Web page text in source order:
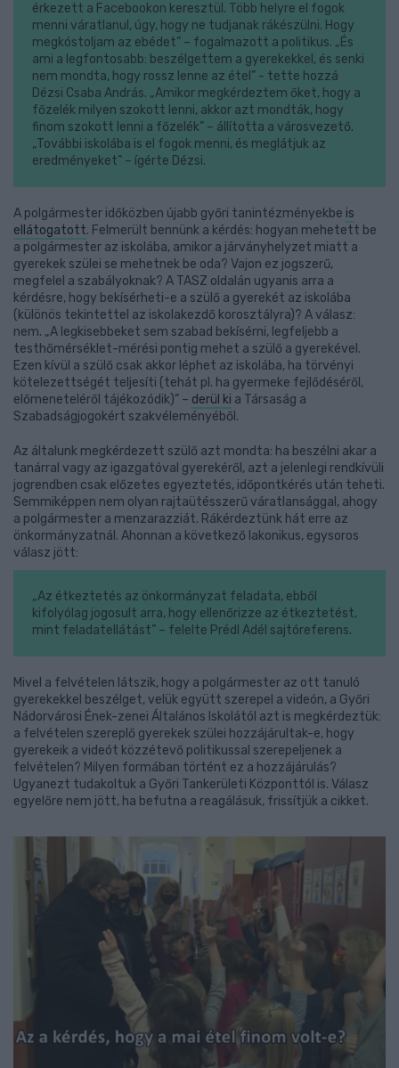
érkezett a Facebookon keresztül. Több helyre el fogok
menni váratlanul, úgy, hogy ne tudjanak rákészülni. Hogy
megkóstoljam az ebédet” – fogalmazott a politikus. „És
ami a legfontosabb: beszélgettem a gyerekekkel, és senki
nem mondta, hogy rossz lenne az étel” - tette hozzá
Dézsi Csaba András. „Amikor megkérdeztem őket, hogy a
főzelék milyen szokott lenni, akkor azt mondták, hogy
finom szokott lenni a főzelék” – állította a városvezető.
„További iskolába is el fogok menni, és meglátjuk az
eredményeket” – ígérte Dézsi.
A polgármester időközben újabb győri tanintézményekbe is
ellátogatott. Felmerült bennünk a kérdés: hogyan mehetett be
a polgármester az iskolába, amikor a járványhelyzet miatt a
gyerekek szülei se mehetnek be oda? Vajon ez jogszerű,
megfelel a szabályoknak? A TASZ oldalán ugyanis arra a
kérdésre, hogy bekísérheti-e a szülő a gyerekét az iskolába
(különös tekintettel az iskolakezdő korosztályra)? A válasz:
nem. „A legkisebbeket sem szabad bekísérni, legfeljebb a
testhőmérséklet-mérési pontig mehet a szülő a gyerekével.
Ezen kívül a szülő csak akkor léphet az iskolába, ha törvényi
kötelezettségét teljesíti (tehát pl. ha gyermeke fejlődéséről,
előmeneteléről tájékozódik)” – derül ki a Társaság a
Szabadságjogokért szakvéleményéből.
Az általunk megkérdezett szülő azt mondta: ha beszélni akar a
tanárral vagy az igazgatóval gyerekéről, azt a jelenlegi rendkívüli
jogrendben csak előzetes egyeztetés, időpontkérés után teheti.
Semmiképpen nem olyan rajtaütésszerű váratlansággal, ahogy
a polgármester a menzarazziát. Rákérdeztünk hát erre az
önkormányzatnál. Ahonnan a következő lakonikus, egysoros
válasz jött:
„Az étkeztetés az önkormányzat feladata, ebből
kifolyólag jogosult arra, hogy ellenőrizze az étkeztetést,
mint feladatellátást” – felelte Prédl Adél sajtóreferens.
Mivel a felvételen látszik, hogy a polgármester az ott tanuló
gyerekekkel beszélget, velük együtt szerepel a videón, a Győri
Nádorvárosi Ének-zenei Általános Iskolától azt is megkérdeztük:
a felvételen szereplő gyerekek szülei hozzájárultak-e, hogy
gyerekeik a videót közzétevő politikussal szerepeljenek a
felvételen? Milyen formában történt ez a hozzájárulás?
Ugyanezt tudakoltuk a Győri Tankerületi Központtól is. Válasz
egyelőre nem jött, ha befutna a reagálásuk, frissítjük a cikket.